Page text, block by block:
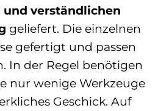
verständlichen
geliefert. Die einzelnen
gefertigt und passen
In der Regel benötigen
nur wenige Werkzeuge
Geschick. Auf